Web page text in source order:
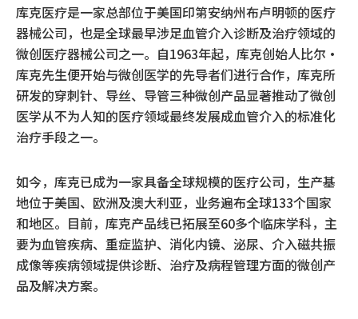
库克医疗是一家总部位于美国印第安纳州布卢明顿的医疗
器械公司，也是全球最早涉足血管介入诊断及治疗领域的
微创医疗器械公司之一。自1963年起，库克创始人比尔·
库克先生便开始与微创医学的先导者们进行合作，库克所
研发的穿刺针、导丝、导管三种微创产品显著推动了微创
医学从不为人知的医疗领域最终发展成血管介入的标准化
治疗手段之一。
如今，库克已成为一家具备全球规模的医疗公司，生产基
地位于美国、欧洲及澳大利亚，业务遍布全球133个国家
和地区。目前，库克产品线已拓展至60多个临床学科，主
要为血管疾病、重症监护、消化内镜、泌尿、介入磁共振
成像等疾病领域提供诊断、治疗及病程管理方面的微创产
品及解决方案。